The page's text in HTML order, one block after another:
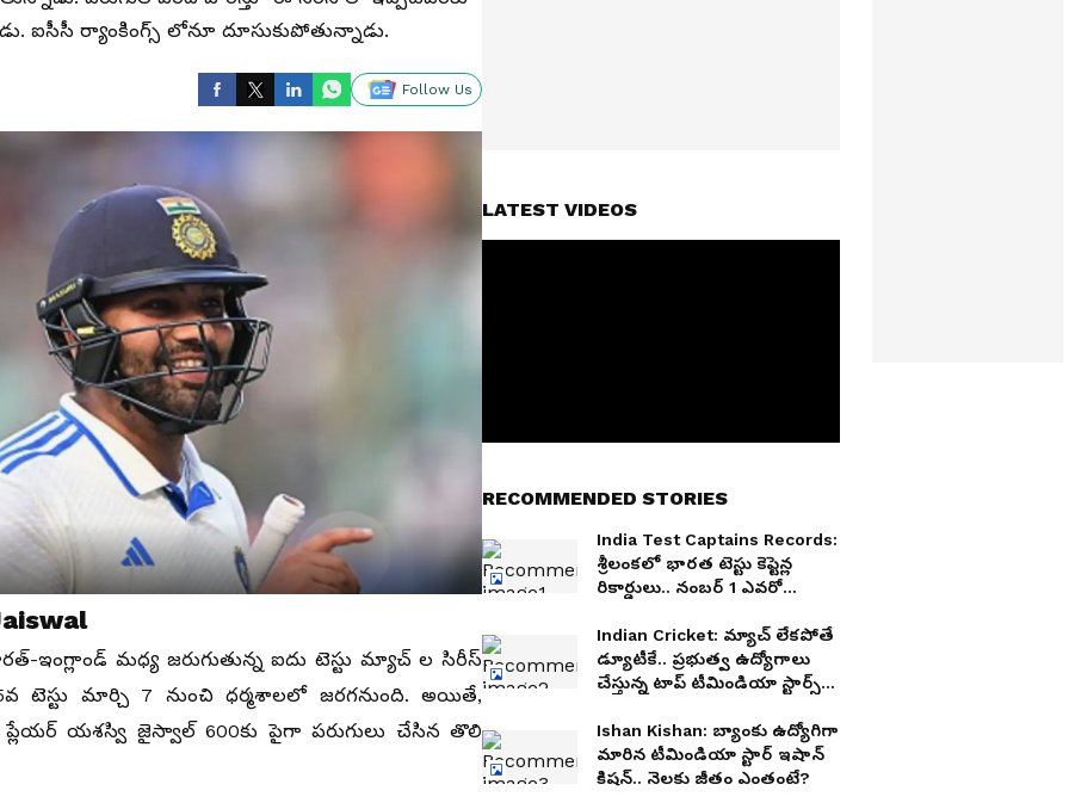
ఐసీసీ ర్యాంకింగ్స్ లోనూ దూసుకుపోతున్నాడు.
Follow Us
ఇంగ్లాండ్ మ‌ధ్య జ‌రుగుతున్న ఐదు టెస్టు మ్యాచ్ ల సిరీస్
టెస్టు మార్చి 7 నుంచి ధ‌ర్మ‌శాల‌లో జ‌ర‌గ‌నుంది. అయితే,
య‌శ‌స్వి జైస్వాల్ 600కు పైగా పరుగులు చేసిన తొలి
LATEST VIDEOS
RECOMMENDED STORIES
India Test Captains Records:
శ్రీలంకలో భారత టెస్టు కెప్టెన్ల
రికార్డులు.. నంబర్ 1 ఎవరో
Indian Cricket: మ్యాచ్ లేకపోతే
డ్యూటీకే.. ప్రభుత్వ ఉద్యోగాలు
చేస్తున్న టాప్ టీమిండియా స్టార్స్
Ishan Kishan: బ్యాంకు ఉద్యోగిగా
మారిన టీమిండియా స్టార్ ఇషాన్
కిషన్.. నెలకు జీతం ఎంతంటే?